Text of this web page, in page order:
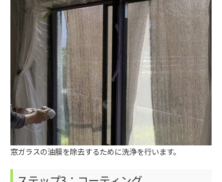
窓ガラスの油膜を除去するために洗浄を行います。